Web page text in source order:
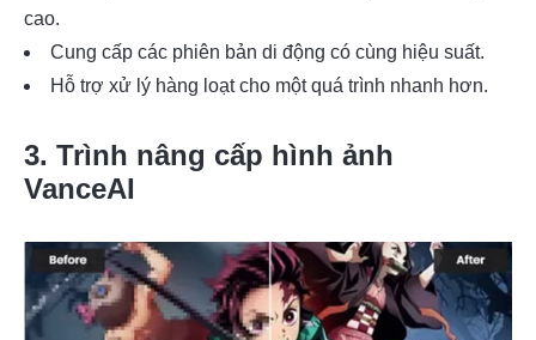
cao.
Cung cấp các phiên bản di động có cùng hiệu suất.
Hỗ trợ xử lý hàng loạt cho một quá trình nhanh hơn.
3. Trình nâng cấp hình ảnh
VanceAI